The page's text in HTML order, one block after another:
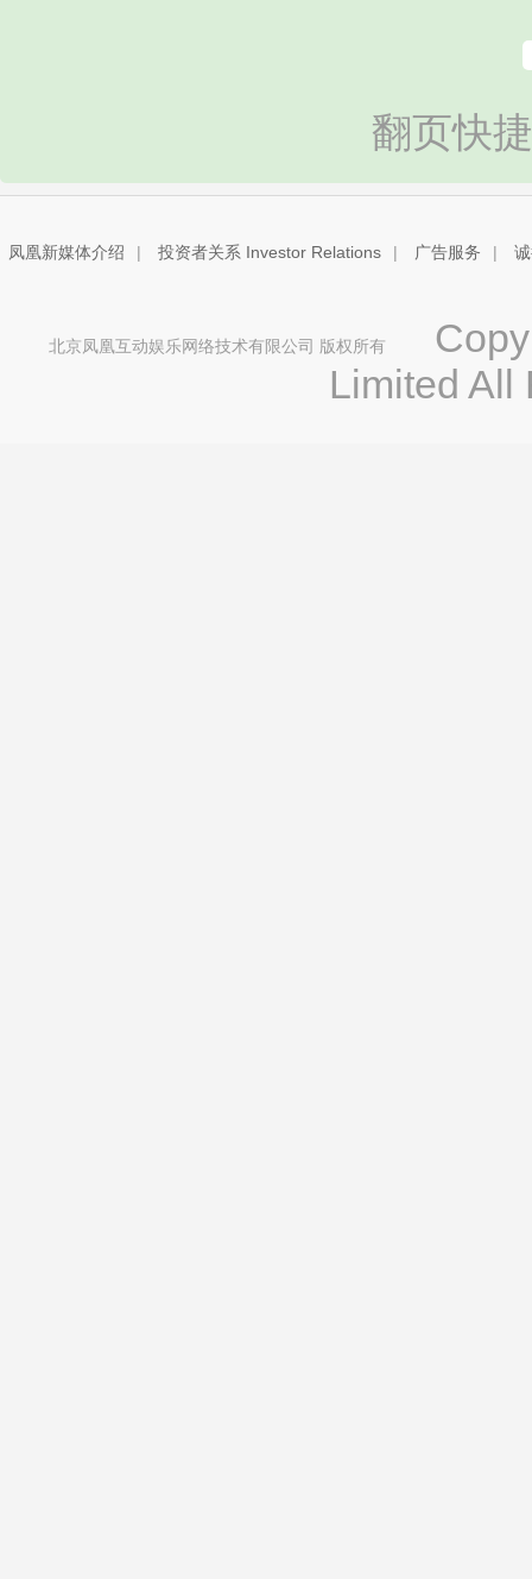
翻页快
凤凰新媒体介绍 | 投资者关系 Investor Relations | 广告服务 |
北京凤凰互动娱乐网络技术有限公司 版权所有
Limited All